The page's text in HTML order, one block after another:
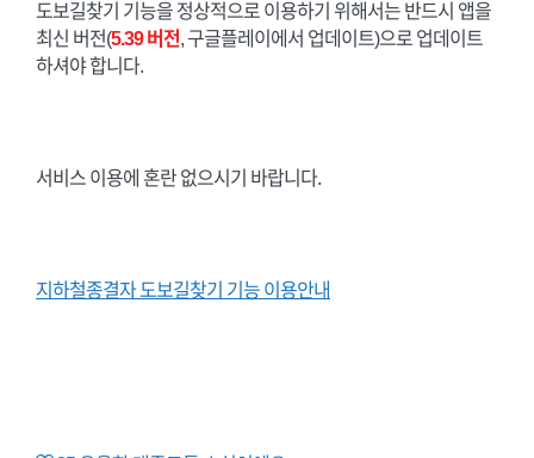
도보길찾기 기능을 정상적으로 이용하기 위해서는 반드시 앱을
최신 버전(5.39버전, 구글플레이에서 업데이트)으로 업데이트
하셔야 합니다.
서비스 이용에 혼란 없으시기 바랍니다.
지하철종결자 도보길찾기 기능 이용안내